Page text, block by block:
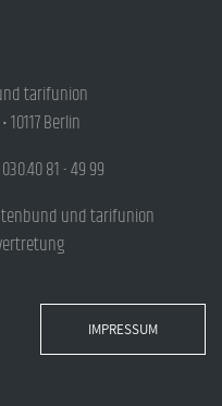
tarifunion
Berlin
81 - 49 99
und tarifunion
IMPRESSUM